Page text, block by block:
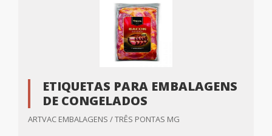
ETIQUETAS PARA EMBALAGENS
DE CONGELADOS
ARTVAC EMBALAGENS / TRÊS PONTAS MG